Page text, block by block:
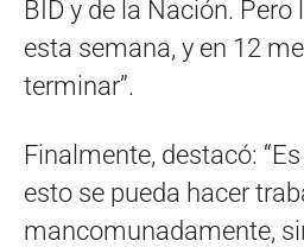
BID y de la Nación.
esta semana, y en 12
terminar”.
Finalmente, destacó:
esto se pueda hacer
mancomunadamente,